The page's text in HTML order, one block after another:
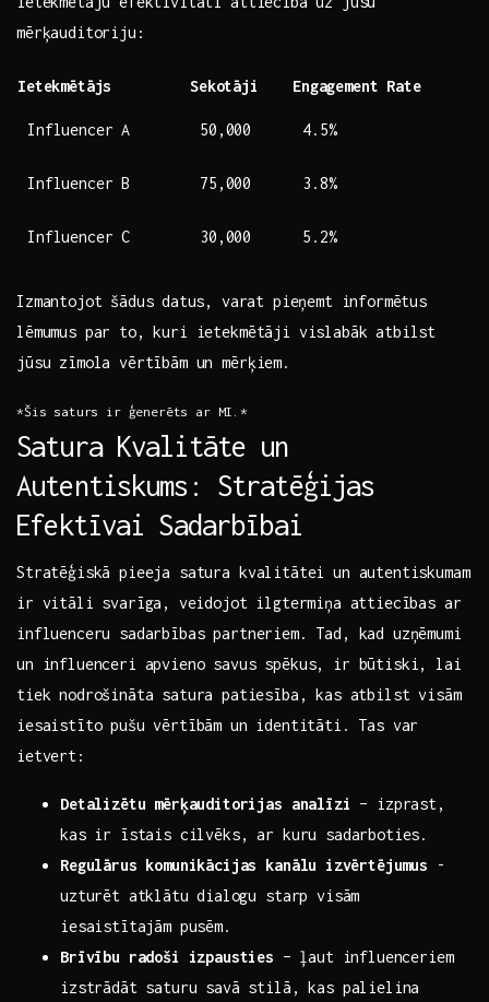
mērķauditoriju:
Ietekmētājs Sekotāji Engagement Rate
Influencer A 50,000 4.5%
Influencer ⁢B 75,000 3.8%
Influencer C 30,000 5.2%
Izmantojot šādus⁤ datus,⁢ varat pieņemt ​informētus
lēmumus par to, kuri ietekmētāji vislabāk ‍atbilst
jūsu zīmola vērtībām un mērķiem.
*Šis saturs ir ģenerēts ar ⁢MI.*
Satura Kvalitāte un
Autentiskums: Stratēģijas
⁣Efektīvai Sadarbībai
Stratēģiskā pieeja satura kvalitātei un autentiskumam
ir vitāli svarīga,⁤ veidojot ilgtermiņa attiecības ar⁣
influenceru sadarbības partneriem. Tad, kad uzņēmumi
un influenceri apvieno savus spēkus, ir būtiski, lai
tiek nodrošināta satura⁤ patiesība, kas atbilst visām
iesaistīto pušu vērtībām un⁢ identitāti. Tas​ var
ietvert:
Detalizētu​ mērķauditorijas analīzi – izprast,
kas ir īstais cilvēks, ar ​kuru sadarboties.
Regulārus ‍komunikācijas kanālu⁣ izvērtējumus -​
uzturēt atklātu⁢ dialogu starp visām⁤
iesaistītajām pusēm.
Brīvību radoši izpausties – ⁣ļaut influenceriem
izstrādāt saturu savā​ stilā, kas palielina